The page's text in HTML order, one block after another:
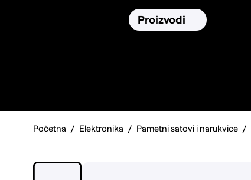
Proizvodi
Početna Elektronika Pametni satovi i narukvice